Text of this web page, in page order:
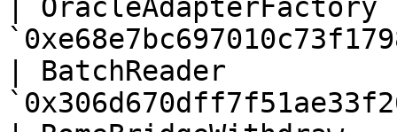
|
| BatchReader